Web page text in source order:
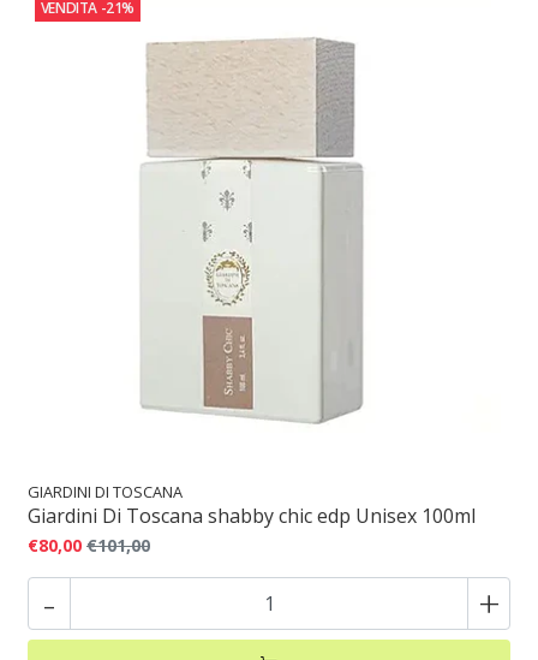
VENDITA -21%
GIARDINI DI TOSCANA
Giardini Di Toscana shabby chic edp Unisex 100ml
€80,00 €101,00
- +